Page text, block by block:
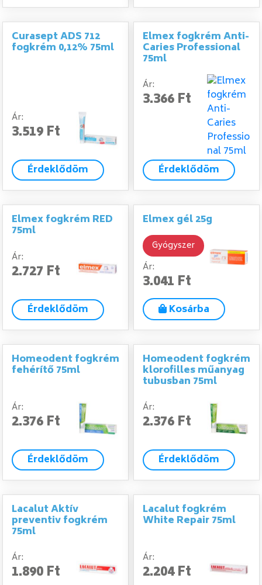
Curasept ADS 712
fogkrém 0,12% 75ml
Ár:
3.519 Ft
Érdeklődöm
Elmex fogkrém Anti-
Caries Professional
75ml
Ár:
3.366 Ft
Érdeklődöm
Elmex fogkrém RED
75ml
Ár:
2.727 Ft
Érdeklődöm
Elmex gél 25g
Gyógyszer
Ár:
3.041 Ft
Kosárba
Homeodent fogkrém
fehérítő 75ml
Ár:
2.376 Ft
Érdeklődöm
Homeodent fogkrém
klorofilles műanyag
tubusban 75ml
Ár:
2.376 Ft
Érdeklődöm
Lacalut Aktív
preventiv fogkrém
75ml
Ár:
1.890 Ft
Lacalut fogkrém
White Repair 75ml
Ár:
2.204 Ft